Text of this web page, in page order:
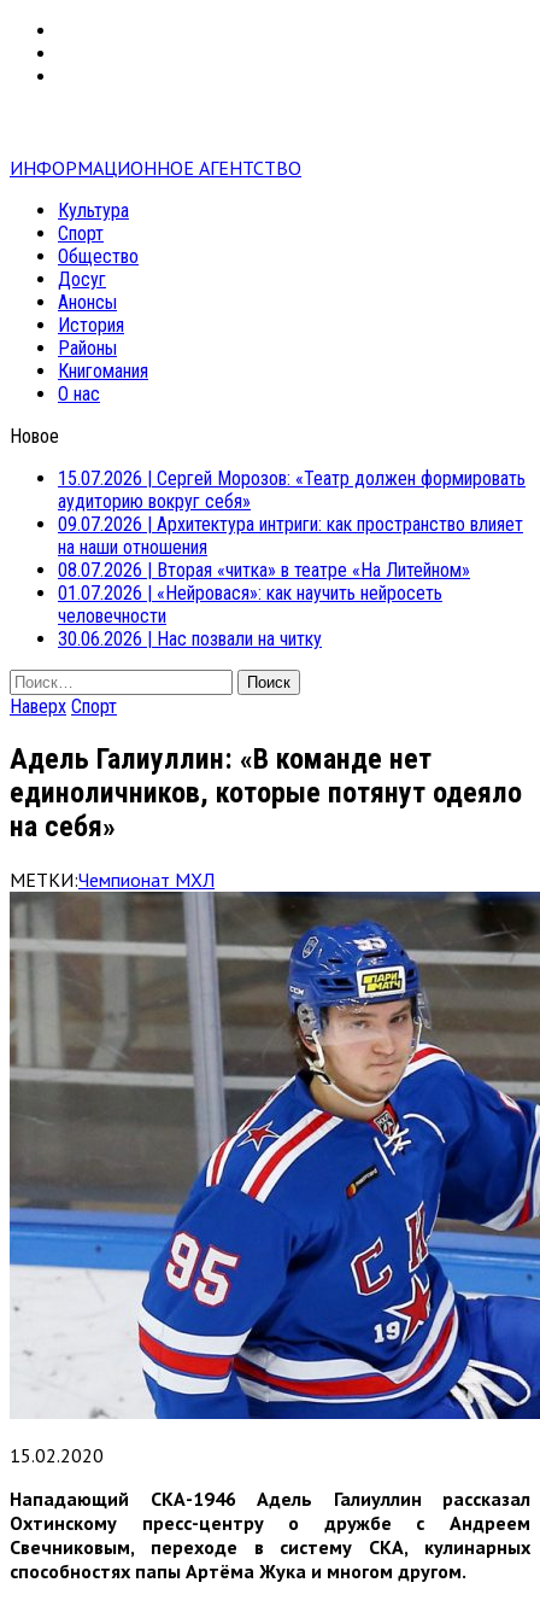
ИНФОРМАЦИОННОЕ АГЕНТСТВО
Культура
Спорт
Общество
Досуг
Анонсы
История
Районы
Книгомания
О нас
Новое
15.07.2026 | Сергей Морозов: «Театр должен формировать
аудиторию вокруг себя»
09.07.2026 | Архитектура интриги: как пространство влияет
на наши отношения
08.07.2026 | Вторая «читка» в театре «На Литейном»
01.07.2026 | «Нейровася»: как научить нейросеть
человечности
30.06.2026 | Нас позвали на читку
Найти:
Наверх Спорт
Адель Галиуллин: «В команде нет
единоличников, которые потянут одеяло
на себя»
МЕТКИ:Чемпионат МХЛ
15.02.2020
Нападающий СКА-1946 Адель Галиуллин рассказал
Охтинскому пресс-центру о дружбе с Андреем
Свечниковым, переходе в систему СКА, кулинарных
способностях папы Артёма Жука и многом другом.